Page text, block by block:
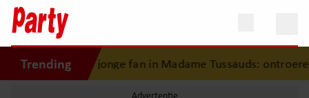
Trendingverrast jonge fan in Madame Tussauds: